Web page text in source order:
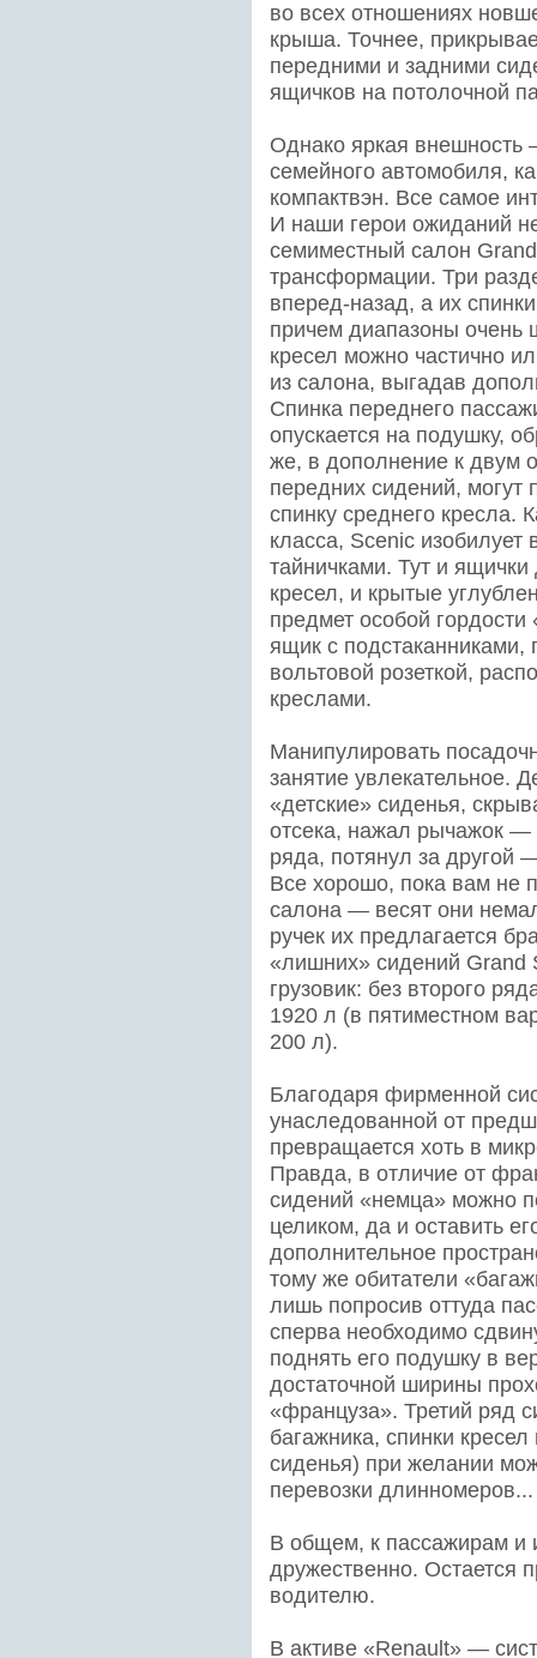
во всех отношениях
крыша. Точнее,
передними и задними
ящичков на потолочной
Однако яркая внешность
семейного автомобиля,
компактвэн. Все самое
И наши герои ожиданий
семиместный салон
трансформации. Три
вперед-назад, а их
причем диапазоны очень
кресел можно частично
из салона, выгадав
Спинка переднего
опускается на подушку,
же, в дополнение к двум
передних сидений, могут
спинку среднего кресла.
класса, Scenic
тайничками. Тут и
кресел, и крытые
предмет особой
ящик с подстаканниками,
вольтовой розеткой,
креслами.
Манипулировать
занятие увлекательное.
«детские» сиденья,
отсека, нажал рычажок —
ряда, потянул за другой
Все хорошо, пока вам не
салона — весят они
ручек их предлагается
«лишних» сидений Grand
грузовик: без второго
1920 л (в пятиместном
200 л).
Благодаря фирменной
унаследованной от
превращается хоть в
Правда, в отличие от
сидений «немца» можно
целиком, да и оставить
дополнительное
тому же обитатели
лишь попросив оттуда
сперва необходимо
поднять его подушку в
достаточной ширины
«француза». Третий ряд
багажника, спинки
сиденья) при желании
перевозки длинномеров...
В общем, к пассажирам и
дружественно. Остается
водителю.
В активе «Renault» —